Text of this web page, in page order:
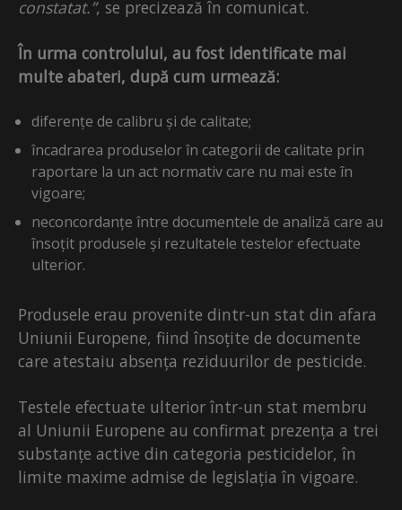
constatat.”, se precizează în comunicat.
În urma controlului, au fost identificate mai
multe abateri, după cum urmează:
diferențe de calibru și de calitate;
încadrarea produselor în categorii de calitate prin
raportare la un act normativ care nu mai este în
vigoare;
neconcordanțe între documentele de analiză care au
însoțit produsele și rezultatele testelor efectuate
ulterior.
Produsele erau provenite dintr-un stat din afara
Uniunii Europene, fiind însoțite de documente
care atestaiu absența reziduurilor de pesticide.
Testele efectuate ulterior într-un stat membru
al Uniunii Europene au confirmat prezența a trei
substanțe active din categoria pesticidelor, în
limite maxime admise de legislația în vigoare.